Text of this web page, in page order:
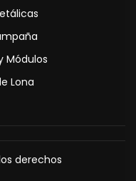
Módulos
Lona
derechos